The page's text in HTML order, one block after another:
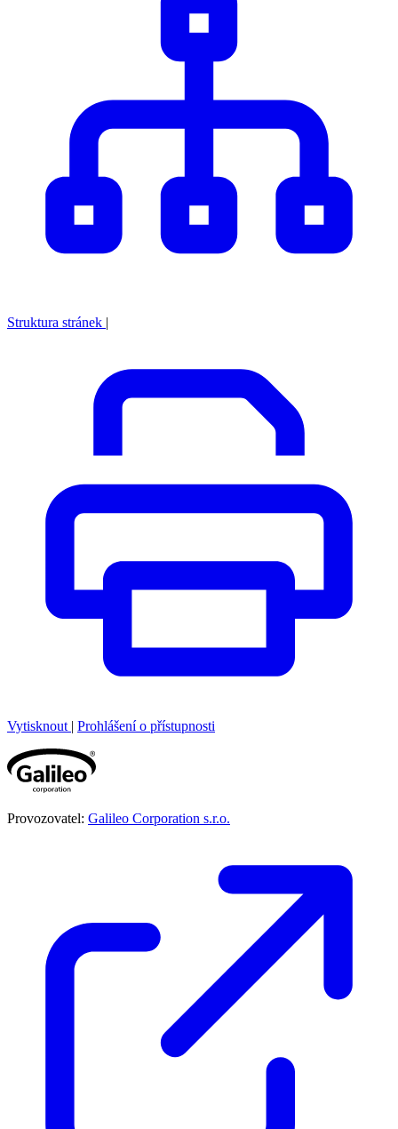
Struktura stránek |
Vytisknout | Prohlášení o přístupnosti
Provozovatel: Galileo Corporation s.r.o.